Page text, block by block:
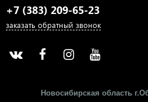
+7 (383) 209-65-23
заказать обратный звонок
Новосибирская область